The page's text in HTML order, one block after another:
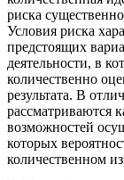
риска
Условия риска
предстоящих
деятельности, в
количественно
результата. В
рассматриваются
возможностей
которых
количественном